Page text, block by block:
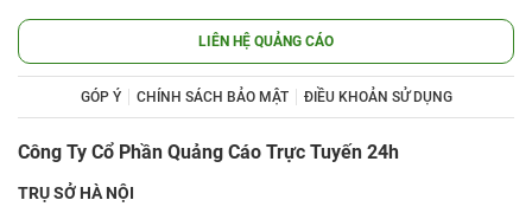
LIÊN HỆ QUẢNG CÁO
GÓP Ý CHÍNH SÁCH BẢO MẬT ĐIỀU KHOẢN SỬ DỤNG
Công Ty Cổ Phần Quảng Cáo Trực Tuyến 24h
TRỤ SỞ HÀ NỘI